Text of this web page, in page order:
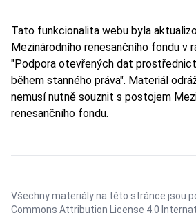
Tato funkcionalita webu byla
Mezinárodního renesančního fondu v
"Podpora otevřených dat
během stanného práva". Materiál
nemusí nutně souznit s postojem
renesančního fondu.
Všechny materiály na této stránce jsou
Commons Attribution License 4.0